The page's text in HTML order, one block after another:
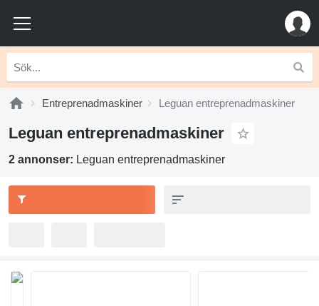
Entreprenadmaskiner Leguan entreprenadmaskiner
Leguan entreprenadmaskiner
2 annonser: Leguan entreprenadmaskiner